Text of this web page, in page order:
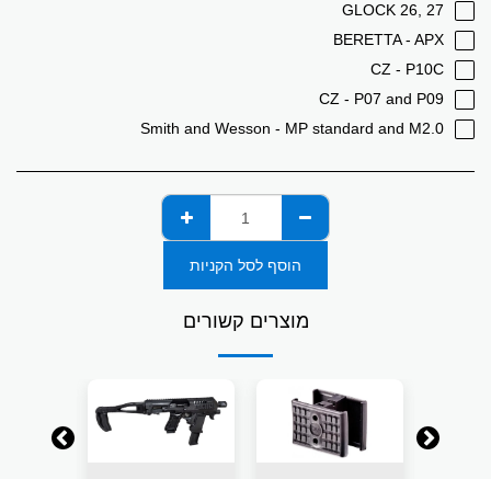
GLOCK 26, 27
BERETTA - APX
CZ - P10C
CZ - P07 and P09
Smith and Wesson - MP standard and M2.0
הוסף לסל הקניות
מוצרים קשורים